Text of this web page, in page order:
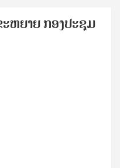
ຫ​ຍາຍ ກອງ​ປະ​ຊຸມ​